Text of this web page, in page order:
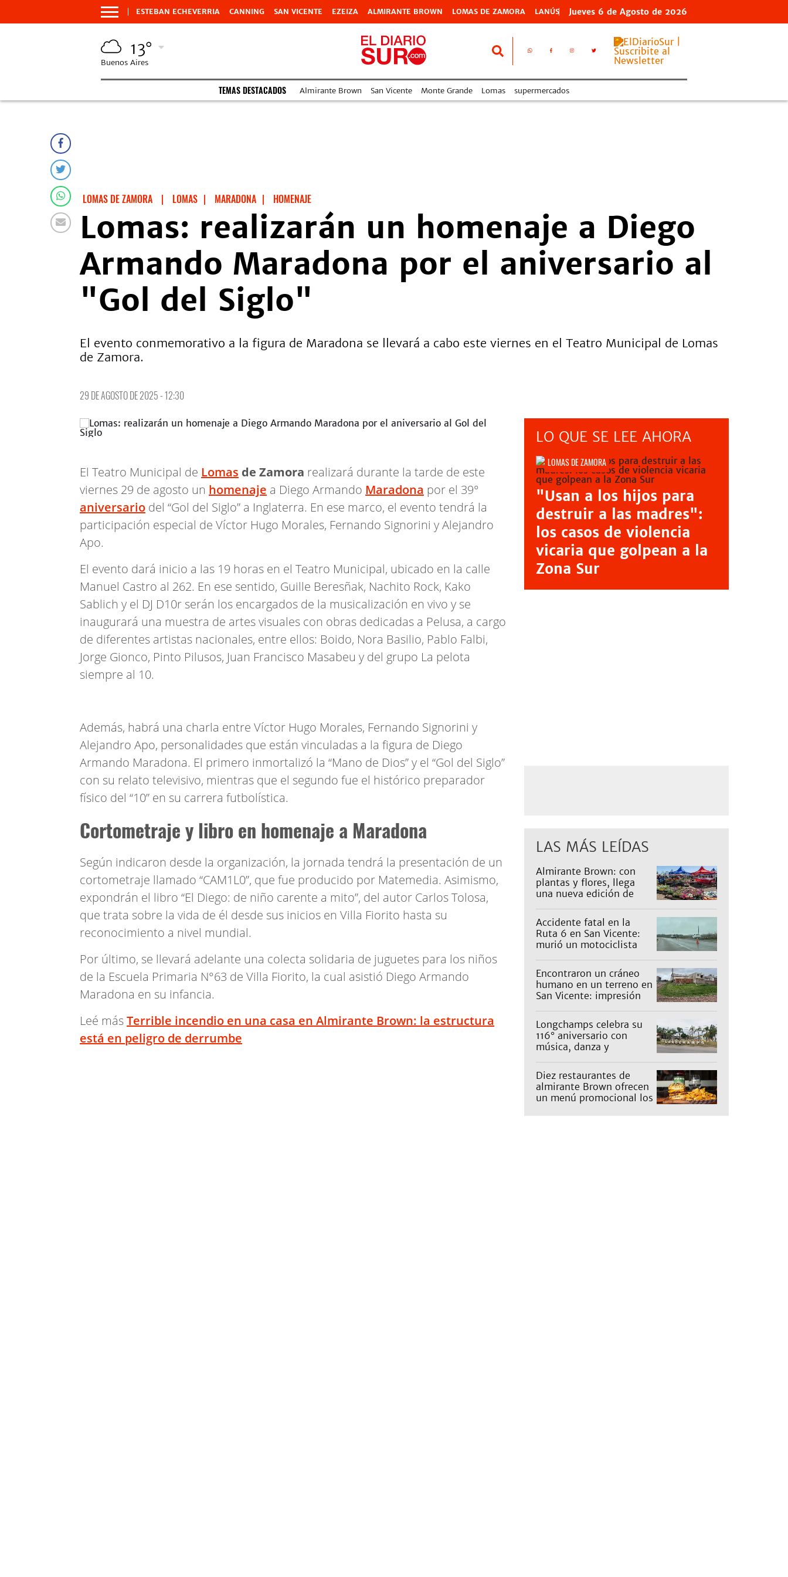
ESTEBAN ECHEVERRIA CANNING SAN VICENTE EZEIZA ALMIRANTE BROWN LOMAS DE ZAMORA LANÚS Jueves 6 de Agosto de 2026
13°
Buenos Aires
TEMAS DESTACADOS Almirante Brown San Vicente Monte Grande Lomas supermercados
LOMAS DE ZAMORA | LOMAS | MARADONA | HOMENAJE
Lomas: realizarán un homenaje a Diego
Armando Maradona por el aniversario al
"Gol del Siglo"
El evento conmemorativo a la figura de Maradona se llevará a cabo este viernes en el Teatro Municipal de Lomas
de Zamora.
29 DE AGOSTO DE 2025 - 12:30
El Teatro Municipal de Lomas de Zamora realizará durante la tarde de este
viernes 29 de agosto un homenaje a Diego Armando Maradona por el 39°
aniversario del “Gol del Siglo” a Inglaterra. En ese marco, el evento tendrá la
participación especial de Víctor Hugo Morales, Fernando Signorini y Alejandro
Apo.
El evento dará inicio a las 19 horas en el Teatro Municipal, ubicado en la calle
Manuel Castro al 262. En ese sentido, Guille Beresñak, Nachito Rock, Kako
Sablich y el DJ D10r serán los encargados de la musicalización en vivo y se
inaugurará una muestra de artes visuales con obras dedicadas a Pelusa, a cargo
de diferentes artistas nacionales, entre ellos: Boido, Nora Basilio, Pablo Falbi,
Jorge Gionco, Pinto Pilusos, Juan Francisco Masabeu y del grupo La pelota
siempre al 10.
Además, habrá una charla entre Víctor Hugo Morales, Fernando Signorini y
Alejandro Apo, personalidades que están vinculadas a la figura de Diego
Armando Maradona. El primero inmortalizó la “Mano de Dios” y el “Gol del Siglo”
con su relato televisivo, mientras que el segundo fue el histórico preparador
físico del “10” en su carrera futbolística.
Cortometraje y libro en homenaje a Maradona
Según indicaron desde la organización, la jornada tendrá la presentación de un
cortometraje llamado “CAM1L0”, que fue producido por Matemedia. Asimismo,
expondrán el libro “El Diego: de niño carente a mito”, del autor Carlos Tolosa,
que trata sobre la vida de él desde sus inicios en Villa Fiorito hasta su
reconocimiento a nivel mundial.
Por último, se llevará adelante una colecta solidaria de juguetes para los niños
de la Escuela Primaria N°63 de Villa Fiorito, la cual asistió Diego Armando
Maradona en su infancia.
Leé másTerrible incendio en una casa en Almirante Brown: la estructura
está en peligro de derrumbe
LO QUE SE LEE AHORA
LOMAS DE ZAMORA
"Usan a los hijos para
destruir a las madres":
los casos de violencia
vicaria que golpean a la
Zona Sur
LAS MÁS LEÍDAS
Almirante Brown: con
plantas y flores, llega
una nueva edición de
Accidente fatal en la
Ruta 6 en San Vicente:
murió un motociclista
Encontraron un cráneo
humano en un terreno en
San Vicente: impresión
Longchamps celebra su
116° aniversario con
música, danza y
familia
Diez restaurantes de
almirante Brown ofrecen
un menú promocional los